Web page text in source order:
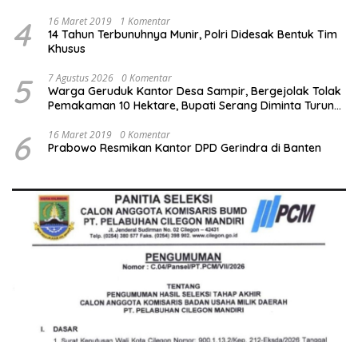
4 16 Maret 2019 1 Komentar
14 Tahun Terbunuhnya Munir, Polri Didesak Bentuk Tim
Khusus
5 7 Agustus 2026 0 Komentar
Warga Geruduk Kantor Desa Sampir, Bergejolak Tolak
Pemakaman 10 Hektare, Bupati Serang Diminta Turun
6 16 Maret 2019 0 Komentar
Prabowo Resmikan Kantor DPD Gerindra di Banten